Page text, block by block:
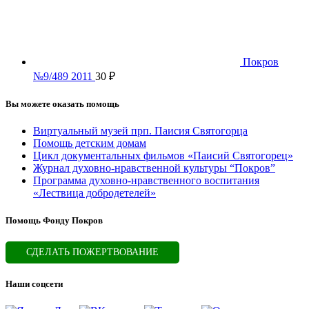
Покров
№9/489 2011 30 ₽
Вы можете оказать помощь
Виртуальный музей прп. Паисия Святогорца
Помощь детским домам
Цикл документальных фильмов «Паисий Святогорец»
Журнал духовно-нравственной культуры “Покров”
Программа духовно-нравственного воспитания
«Лествица добродетелей»
Помощь Фонду Покров
СДЕЛАТЬ ПОЖЕРТВОВАНИЕ
Наши соцсети